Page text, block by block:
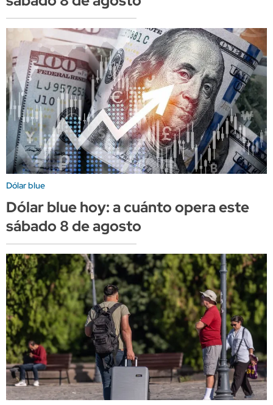
Dólar blue
Dólar blue hoy: a cuánto opera este
sábado 8 de agosto